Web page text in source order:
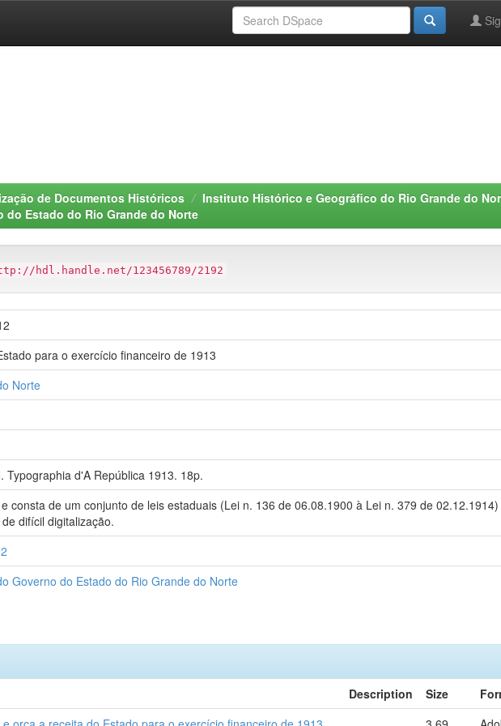
de Documentos Históricos
Instituto Histórico e Geográfico do Rio Grande do
Estado do Rio Grande do Norte
hdl.handle.net/123456789/2192
para o exercício financeiro de 1913
Norte
d'A República 1913. 18p.
consta de um conjunto de leis estaduais (Lei n. 136 de 06.08.1900 à Lei n. 379 de
difícil digitalização.
Governo do Estado do Rio Grande do Norte
Description Size